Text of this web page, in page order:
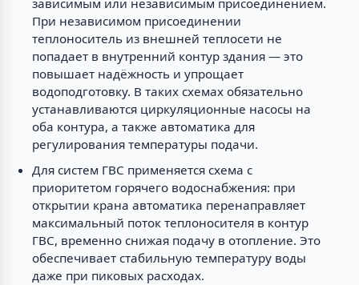
зависимым или независимым присоединением.
При независимом присоединении
теплоноситель из внешней теплосети не
попадает в внутренний контур здания — это
повышает надёжность и упрощает
водоподготовку. В таких схемах обязательно
устанавливаются циркуляционные насосы на
оба контура, а также автоматика для
регулирования температуры подачи.
Для систем ГВС применяется схема с
приоритетом горячего водоснабжения: при
открытии крана автоматика перенаправляет
максимальный поток теплоносителя в контур
ГВС, временно снижая подачу в отопление. Это
обеспечивает стабильную температуру воды
даже при пиковых расходах.